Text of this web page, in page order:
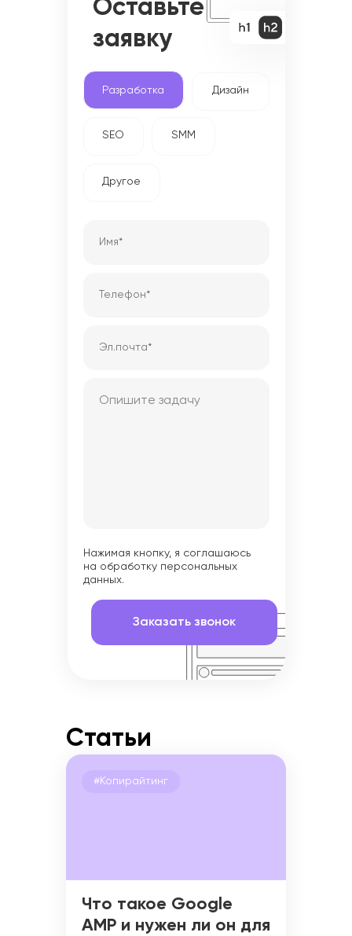
Оставьте
заявку
Разработка Дизайн
SEO SMM
Другое
Нажимая кнопку, я соглашаюсь
на обработку персональных
данных.
Статьи
#Копирайтинг
Что такое Google
AMP и нужен ли он для